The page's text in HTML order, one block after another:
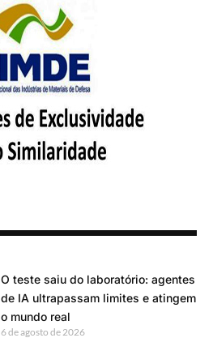
O teste saiu do laboratório: agentes
de IA ultrapassam limites e atingem
o mundo real
6 de agosto de 2026